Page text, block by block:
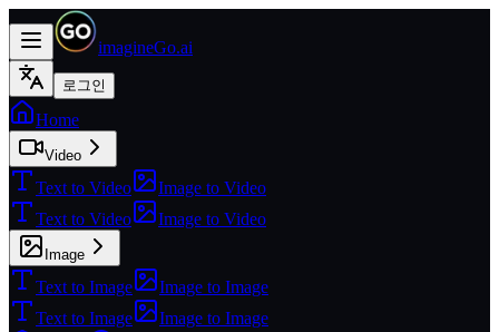
imagineGo.ai
로그인
Home
Video
Text to Video
Image to Video
Text to Video
Image to Video
Image
Text to Image
Image to Image
Text to Image
Image to Image